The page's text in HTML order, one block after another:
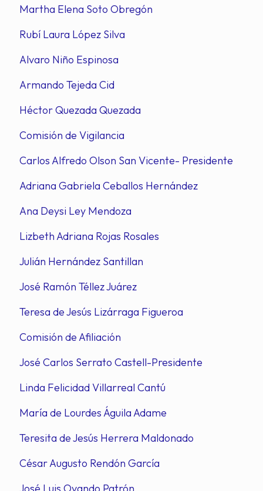
Martha Elena Soto Obregón
Rubí Laura López Silva
Alvaro Niño Espinosa
Armando Tejeda Cid
Héctor Quezada Quezada
Comisión de Vigilancia
Carlos Alfredo Olson San Vicente- Presidente
Adriana Gabriela Ceballos Hernández
Ana Deysi Ley Mendoza
Lizbeth Adriana Rojas Rosales
Julián Hernández Santillan
José Ramón Téllez Juárez
Teresa de Jesús Lizárraga Figueroa
Comisión de Afiliación
José Carlos Serrato Castell-Presidente
Linda Felicidad Villarreal Cantú
María de Lourdes Águila Adame
Teresita de Jesús Herrera Maldonado
César Augusto Rendón García